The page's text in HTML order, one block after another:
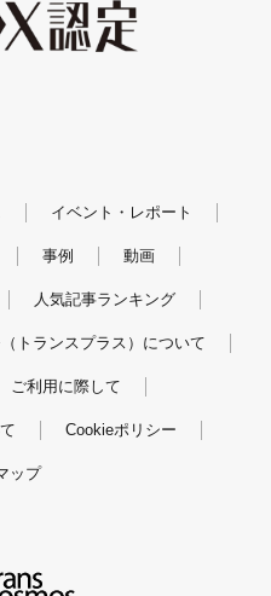
イベント・レポート
事例 動画
人気記事ランキング
トランスプラス）について
ご利用に際して
Cookieポリシー
ップ